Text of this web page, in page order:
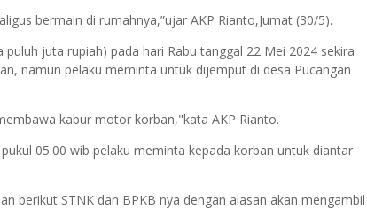
bermain di rumahnya,”ujar AKP Rianto,Jumat (30/5).
juta rupiah) pada hari Rabu tanggal 22 Mei 2024 sekira
namun pelaku meminta untuk dijemput di desa Pucangan
kabur motor korban,"kata AKP Rianto.
05.00 wib pelaku meminta kepada korban untuk diantar
berikut STNK dan BPKB nya dengan alasan akan mengambil